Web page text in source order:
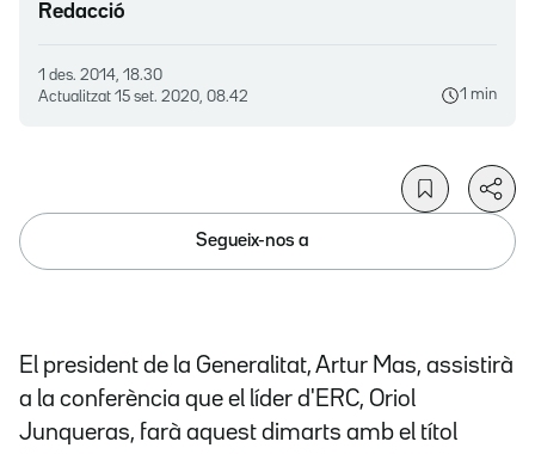
Redacció
1 des. 2014, 18.30
Actualitzat 15 set. 2020, 08.42 1 min
Segueix-nos a
El president de la Generalitat, Artur Mas, assistirà
a la conferència que el líder d'ERC, Oriol
Junqueras, farà aquest dimarts amb el títol